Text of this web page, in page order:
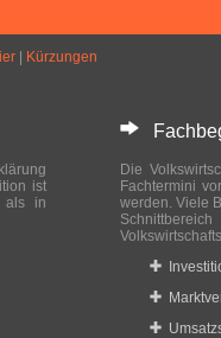
Kürzungen
ist
als in
Die
Fachtermini
werden. Viele